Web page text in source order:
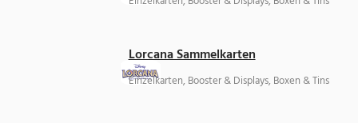
Lorcana Sammelkarten
Einzelkarten, Booster & Displays, Boxen & Tins